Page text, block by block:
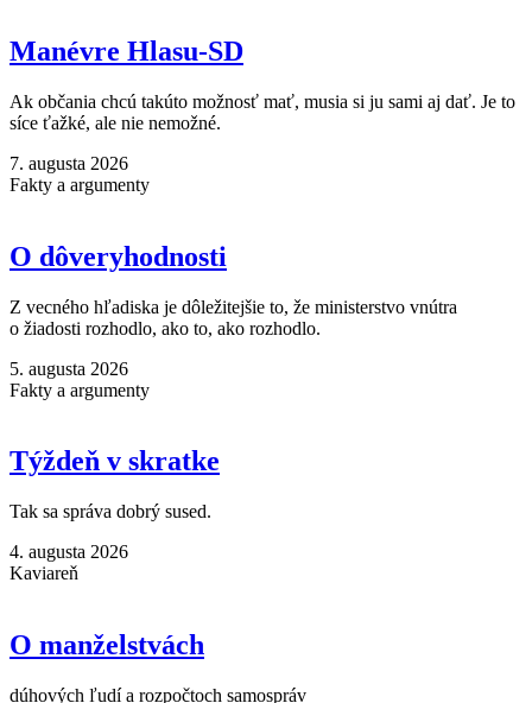
Manévre Hlasu-SD
Ak občania chcú takúto možnosť mať, musia si ju sami aj dať. Je to
síce ťažké, ale nie nemožné.
7. augusta 2026
Fakty a argumenty
O dôveryhodnosti
Z vecného hľadiska je dôležitejšie to, že ministerstvo vnútra
o žiadosti rozhodlo, ako to, ako rozhodlo.
5. augusta 2026
Fakty a argumenty
Týždeň v skratke
Tak sa správa dobrý sused.
4. augusta 2026
Kaviareň
O manželstvách
dúhových ľudí a rozpočtoch samospráv